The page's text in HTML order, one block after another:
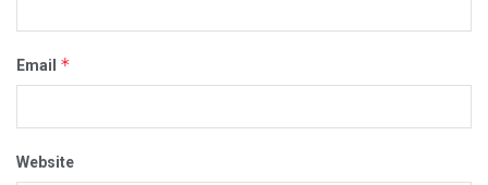
Email *
Website